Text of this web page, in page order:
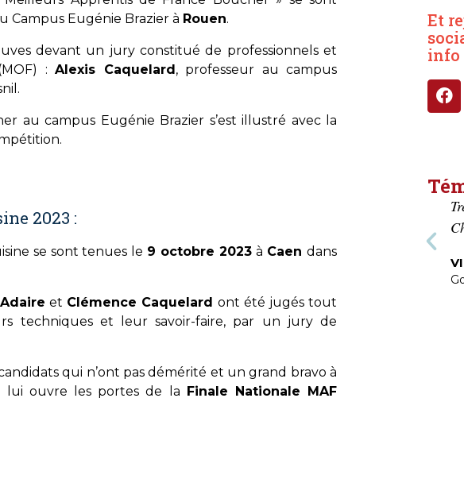
Campus Eugénie Brazier à Rouen.
devant un jury constitué de professionnels et
:Alexis Caquelard, professeur au campus
au campus Eugénie Brazier s’est illustré avec la
2023 :
se sont tenues le 9 octobre 2023 à Caendans
et Clémence Caquelard ont été jugés tout
techniques et leur savoir-faire, par un jury de
qui n’ont pas démérité et un grand bravo à
lui ouvre les portes de la Finale Nationale MAF
Et
info
Google
Très
Cherche
VIrginie M.